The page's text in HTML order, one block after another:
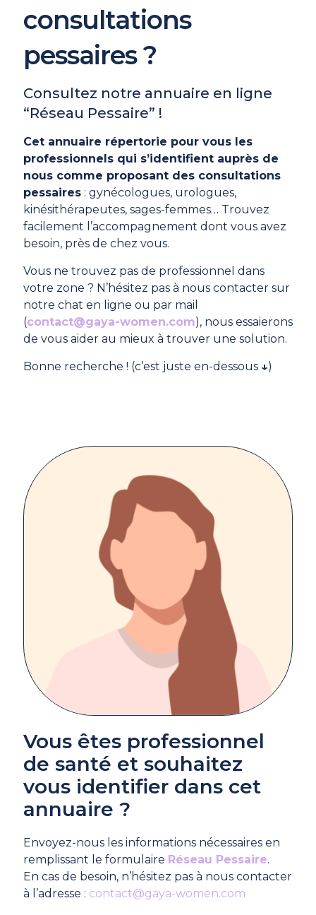
consultations
pessaires ?
Consultez notre annuaire en ligne
“Réseau Pessaire” !
Cet annuaire répertorie pour vous les
professionnels qui s’identifient auprès de
nous comme proposant des consultations
pessaires : gynécologues, urologues,
kinésithérapeutes, sages-femmes… Trouvez
facilement l’accompagnement dont vous avez
besoin, près de chez vous.
Vous ne trouvez pas de professionnel dans
votre zone ? N’hésitez pas à nous contacter sur
notre chat en ligne ou par mail
(contact@gaya-women.com), nous essaierons
de vous aider au mieux à trouver une solution.
Bonne recherche ! (c’est juste en-dessous ↓)
Vous êtes professionnel
de santé et souhaitez
vous identifier dans cet
annuaire ?
Envoyez-nous les informations nécessaires en
remplissant le formulaire Réseau Pessaire.
En cas de besoin, n’hésitez pas à nous contacter
à l’adresse : contact@gaya-women.com